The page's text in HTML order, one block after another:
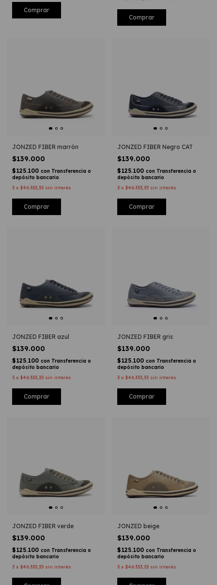
Comprar
Comprar
JONZED FIBER marrón
$139.000
$125.100 con Transferencia o
depósito bancario
3 x $46.333,33 sin interés
Comprar
JONZED FIBER Negro CAT
$139.000
$125.100 con Transferencia o
depósito bancario
3 x $46.333,33 sin interés
Comprar
JONZED FIBER azul
$139.000
$125.100 con Transferencia o
depósito bancario
3 x $46.333,33 sin interés
Comprar
JONZED FIBER gris
$139.000
$125.100 con Transferencia o
depósito bancario
3 x $46.333,33 sin interés
Comprar
JONZED FIBER verde
$139.000
$125.100 con Transferencia o
depósito bancario
3 x $46.333,33 sin interés
JONZED beige
$139.000
$125.100 con Transferencia o
depósito bancario
3 x $46.333,33 sin interés